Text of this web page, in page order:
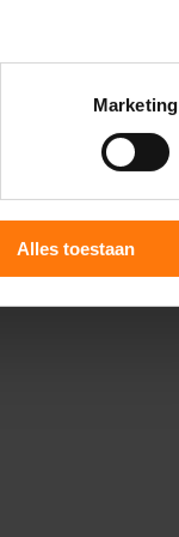
Marketing
Alles toestaan